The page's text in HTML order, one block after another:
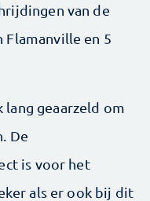
van de
en 5
lang geaarzeld om
De
is voor het
als er ook bij dit